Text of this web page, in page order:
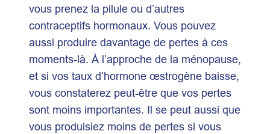
vous prenez la pilule ou d’autres
contraceptifs hormonaux. Vous pouvez
aussi produire davantage de pertes à ces
moments-là. À l’approche de la ménopause,
et si vos taux d’hormone œstrogène baisse,
vous constaterez peut-être que vos pertes
sont moins importantes. Il se peut aussi que
vous produisiez moins de pertes si vous